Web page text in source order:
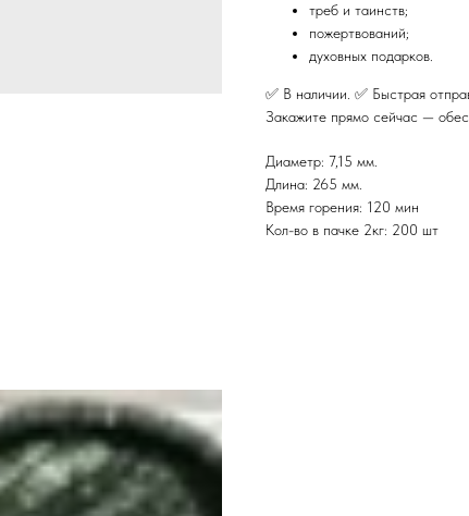
треб и таинств;
пожертвований;
духовных подарков.
✅ В наличии. ✅ Быстрая
Закажите прямо сейчас —
Диаметр: 7,15 мм.
Длина: 265 мм.
Время горения: 120 мин
Кол-во в пачке 2кг: 200 шт